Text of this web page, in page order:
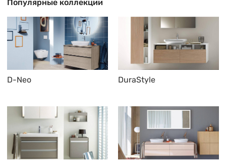
Популярные коллекции
D-Neo DuraStyle